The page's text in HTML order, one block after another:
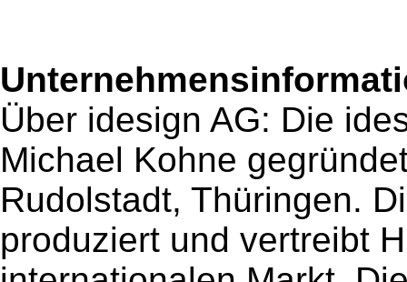
Über idesign AG: Die
Michael Kohne
Rudolstadt, Thüringen.
produziert und vertreibt